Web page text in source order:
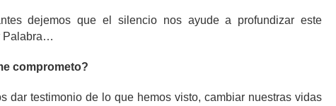
dejemos que el silencio nos ayude a profundizar este
Palabra…
comprometo?
dar testimonio de lo que hemos visto, cambiar nuestras vidas